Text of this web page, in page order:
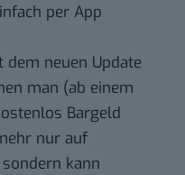
per App
neuen Update
man (ab einem
Bargeld
nur auf
kann